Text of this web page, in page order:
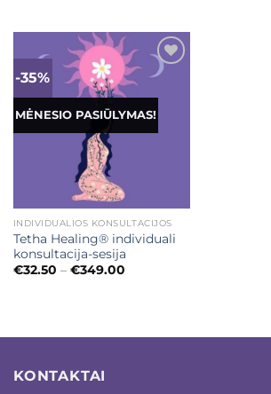
€129.00
-35%
MĖNESIO PASIŪLYMAS!
Mėgstamiausias
INDIVIDUALIOS KONSULTACIJOS
Tetha Healing® individuali
konsultacija-sesija
€32.50 – €349.00Price
KONTAKTAI